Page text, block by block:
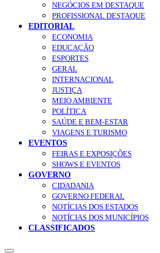
NEGÓCIOS EM DESTAQUE
PROFISSIONAL DESTAQUE
EDITORIAL
ECONOMIA
EDUCAÇÃO
ESPORTES
GERAL
INTERNACIONAL
JUSTIÇA
MEIO AMBIENTE
POLÍTICA
SAÚDE E BEM-ESTAR
VIAGENS E TURISMO
EVENTOS
FEIRAS E EXPOSIÇÕES
SHOWS E EVENTOS
GOVERNO
CIDADANIA
GOVERNO FEDERAL
NOTÍCIAS DOS ESTADOS
NOTÍCIAS DOS MUNICÍPIOS
CLASSIFICADOS